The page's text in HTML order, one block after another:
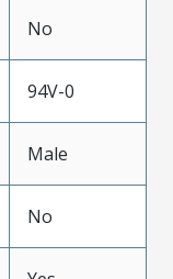
No
94V-0
Male
No